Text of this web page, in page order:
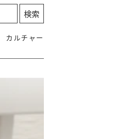
カルチャー